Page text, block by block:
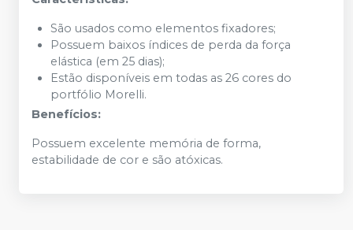
São usados como elementos fixadores;
Possuem baixos índices de perda da força
elástica (em 25 dias);
Estão disponíveis em todas as 26 cores do
portfólio Morelli.
Benefícios:
Possuem excelente memória de forma,
estabilidade de cor e são atóxicas.